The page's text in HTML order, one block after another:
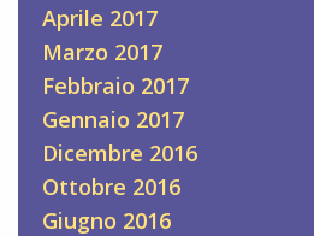
Aprile 2017
Marzo 2017
Febbraio 2017
Gennaio 2017
Dicembre 2016
Ottobre 2016
Giugno 2016